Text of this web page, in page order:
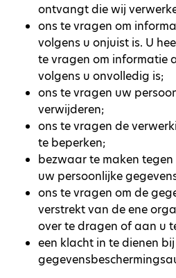
ontvangt die wij
ons te vragen om
volgens u onjuist is. U
te vragen om informatie
volgens u onvolledig is;
ons te vragen uw
verwijderen;
ons te vragen de
te beperken;
bezwaar te maken
uw persoonlijke
ons te vragen om de
verstrekt van de ene
over te dragen of aan u
een klacht in te dienen